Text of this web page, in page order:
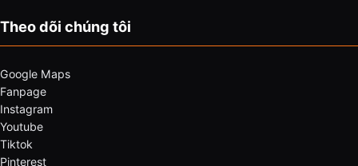
Theo dõi chúng tôi
Google Maps
Fanpage
Instagram
Youtube
Tiktok
Pinterest